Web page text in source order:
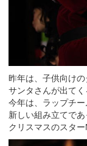
昨年は、子供向け
サンタさんが出てく
今年は、ラップチ
新しい組み立てであ
クリスマスのスタ